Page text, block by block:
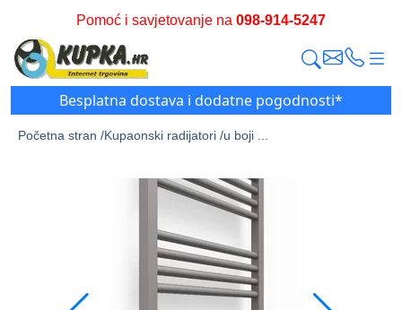
Pomoć i savjetovanje na 098-914-5247
Besplatna dostava i dodatne pogodnosti*
Početna stran /Kupaonski radijatori /u boji ...